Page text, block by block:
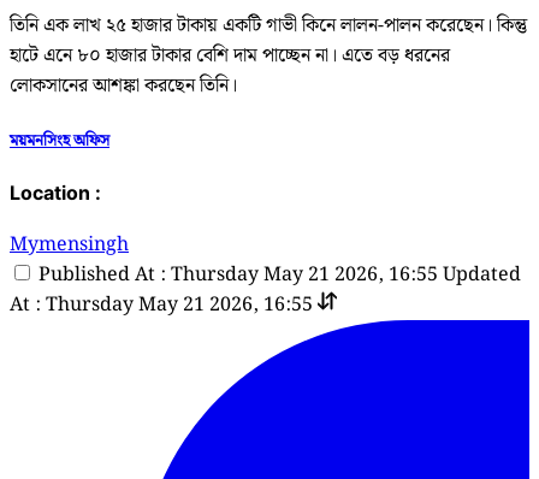
তিনি এক লাখ ২৫ হাজার টাকায় একটি গাভী কিনে লালন-পালন করেছেন। কিন্তু
হাটে এনে ৮০ হাজার টাকার বেশি দাম পাচ্ছেন না। এতে বড় ধরনের
লোকসানের আশঙ্কা করছেন তিনি।
ময়মনসিংহ অফিস
Location :
Mymensingh
Published At : Thursday May 21 2026, 16:55 Updated
At : Thursday May 21 2026, 16:55